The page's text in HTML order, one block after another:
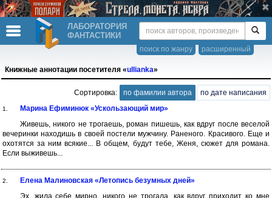
ЛАБОРАТОРИЯ
ФАНТАСТИКИ
расширенный
поиск по жанру
Книжные аннотации посетителя «ullianka»
Сортировка: по фамилии автора по дате написания
1.
Марина Ефиминюк «Ускользающий мир»
Живешь, никого не трогаешь, роман пишешь, как вдруг после веселой
вечеринки находишь в своей постели мужчину. Раненого. Красивого. Еще и
охотятся за ним всякие... В общем, будут тебе, Женя, сюжет для романа.
Если выживешь...
2.
Елена Малиновская «Летопись безумных дней»
Эх, жила себе мирно, никого не трогала, как вдруг приходит ко мне